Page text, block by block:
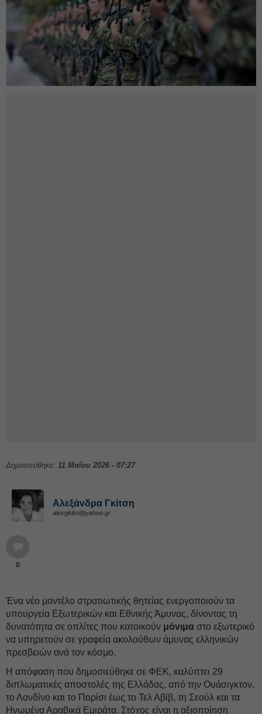
Δημοσιεύθηκε: 11 Μαΐου 2026 - 07:27
Αλεξάνδρα Γκίτση
alexgkitsi@yahoo.gr
0
Ένα νέο μοντέλο στρατιωτικής θητείας ενεργοποιούν τα
υπουργεία Εξωτερικών και Εθνικής Άμυνας, δίνοντας τη
δυνατότητα σε οπλίτες που κατοικούν μόνιμα στο εξωτερικό
να υπηρετούν σε γραφεία ακολούθων άμυνας ελληνικών
πρεσβειών ανά τον κόσμο.
Η απόφαση που δημοσιεύθηκε σε ΦΕΚ, καλύπτει 29
διπλωματικές αποστολές της Ελλάδας, από την Ουάσιγκτον,
το Λονδίνο και το Παρίσι έως το Τελ Αβίβ, τη Σεούλ και τα
Ηνωμένα Αραβικά Εμιράτα. Στόχος είναι η αξιοποίηση